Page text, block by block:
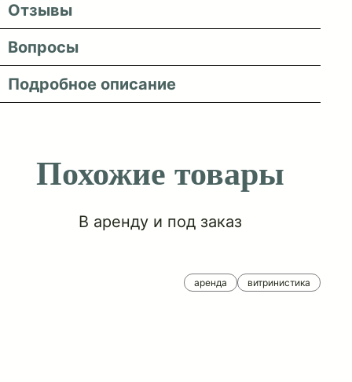
Отзывы
Вопросы
Подробное описание
Похожие товары
В аренду и под заказ
аренда витринистика